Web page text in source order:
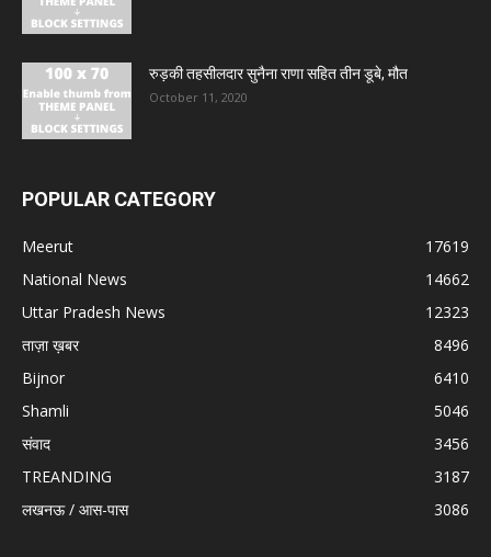
रुड़की तहसीलदार सुनैना राणा सहित तीन डूबे, मौत
October 11, 2020
POPULAR CATEGORY
Meerut
17619
National News
14662
Uttar Pradesh News
12323
ताज़ा ख़बर
8496
Bijnor
6410
Shamli
5046
संवाद
3456
TREANDING
3187
लखनऊ / आस-पास
3086